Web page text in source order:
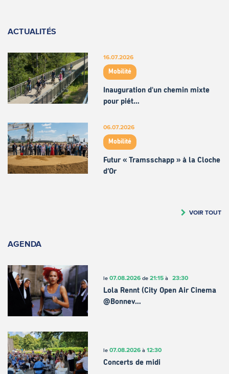
ACTUALITÉS
16.07.2026
Mobilité
Inauguration d'un chemin mixte
pour piét…
06.07.2026
Mobilité
Futur « Tramsschapp » à la Cloche
d’Or
VOIR TOUT
AGENDA
le 07.08.2026de 21:15à 23:30
Lola Rennt (City Open Air Cinema
@Bonnev…
le 07.08.2026à 12:30
Concerts de midi